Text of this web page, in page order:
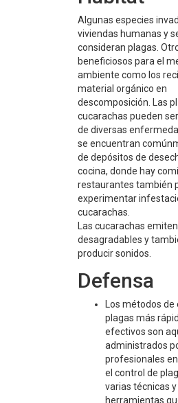
Algunas especies
viviendas humanas y
consideran plagas.
beneficiosos para el
ambiente como los
material orgánico en
descomposición. Las
cucarachas pueden
de diversas
se encuentran
de depósitos de
cocina, donde hay
restaurantes también
experimentar
cucarachas.
Las cucarachas
desagradables y
producir sonidos.
Defensa
Los métodos
plagas más
efectivos son
administrados
profesionales
el control de
varias técnicas y
herramientas